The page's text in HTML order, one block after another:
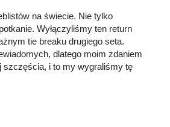
na świecie. Nie tylko
Wyłączyliśmy ten return
tie breaku drugiego seta.
dlatego moim zdaniem
szczęścia, i to my wygraliśmy tę